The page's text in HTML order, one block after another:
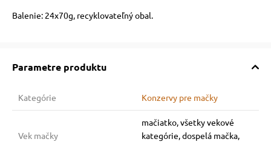
Balenie: 24x70g, recyklovateľný obal.
Parametre produktu
Kategórie Konzervy pre mačky
Vek mačky
mačiatko, všetky vekové
kategórie, dospelá mačka,